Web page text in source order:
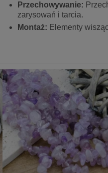
Przechowywanie:
zarysowań i tarcia.
Montaż: Elementy